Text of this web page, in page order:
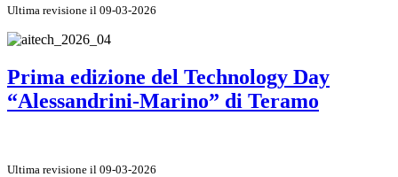
Ultima revisione il 09-03-2026
Prima edizione del Technology Day
“Alessandrini-Marino” di Teramo
Ultima revisione il 09-03-2026